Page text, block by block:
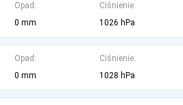
Opad:
0 mm
Ciśnienie:
1026 hPa
Opad:
0 mm
Ciśnienie:
1028 hPa